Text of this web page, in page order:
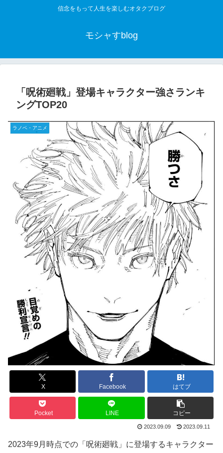
信念をもって人生を楽しむオタクブログ
モシャすblog
「呪術廻戦」登場キャラクター強さランキ
ングTOP20
ラノベ・アニメ
X Facebook はてブ
Pocket LINE コピー
2023.09.09 2023.09.11
2023年9月時点での「呪術廻戦」に登場するキャラクター